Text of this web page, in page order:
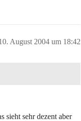
August 2004 um 18:42
sieht sehr dezent aber